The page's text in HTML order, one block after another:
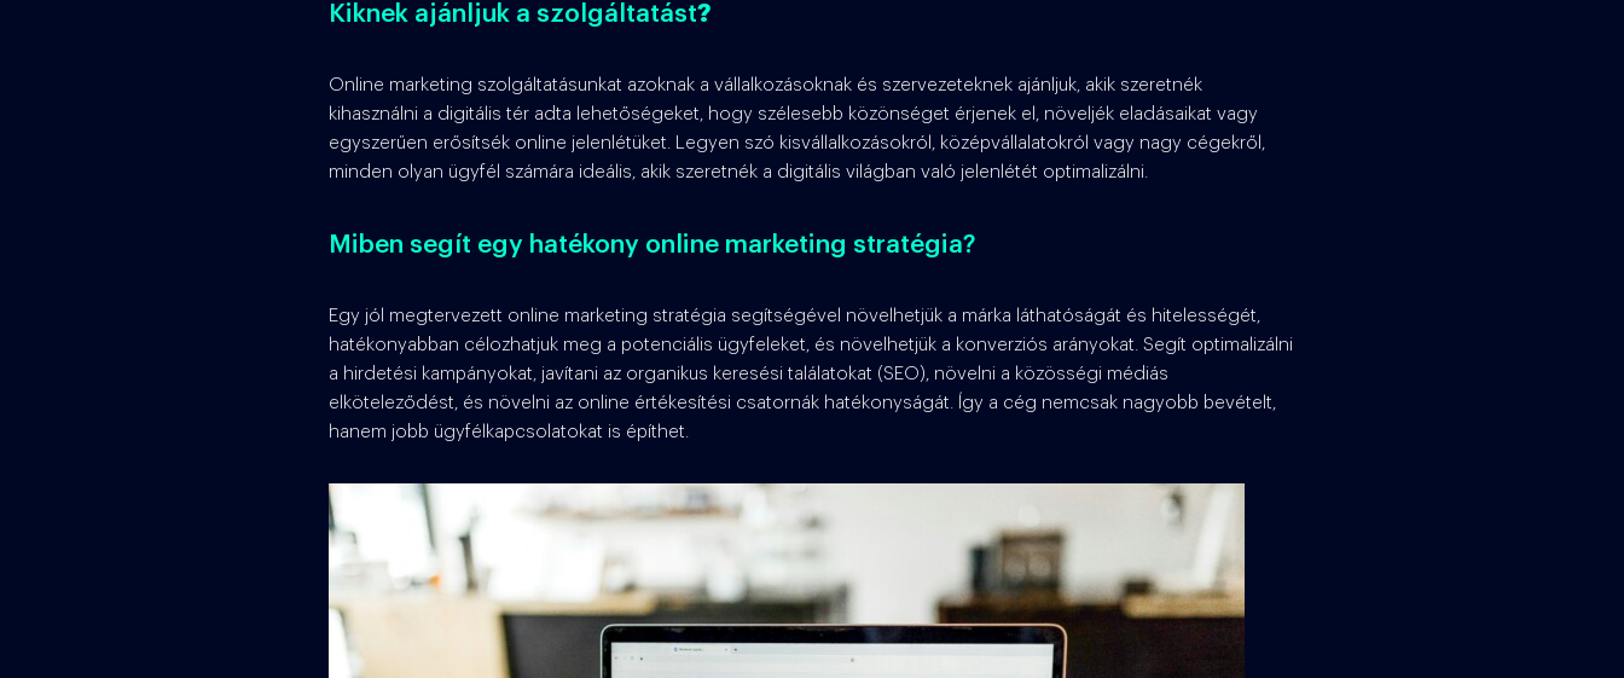
Kiknek ajánljuk a szolgáltatást?
Online marketing szolgáltatásunkat azoknak a vállalkozásoknak és szervezeteknek ajánljuk, akik szeretnék
kihasználni a digitális tér adta lehetőségeket, hogy szélesebb közönséget érjenek el, növeljék eladásaikat vagy
egyszerűen erősítsék online jelenlétüket. Legyen szó kisvállalkozásokról, középvállalatokról vagy nagy cégekről,
minden olyan ügyfél számára ideális, akik szeretnék a digitális világban való jelenlétét optimalizálni.
Miben segít egy hatékony online marketing stratégia?
Egy jól megtervezett online marketing stratégia segítségével növelhetjük a márka láthatóságát és hitelességét,
hatékonyabban célozhatjuk meg a potenciális ügyfeleket, és növelhetjük a konverziós arányokat. Segít optimalizálni
a hirdetési kampányokat, javítani az organikus keresési találatokat (SEO), növelni a közösségi médiás
elköteleződést, és növelni az online értékesítési csatornák hatékonyságát. Így a cég nemcsak nagyobb bevételt,
hanem jobb ügyfélkapcsolatokat is építhet.